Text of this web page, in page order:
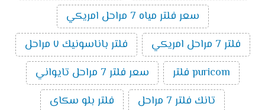
سعر فلتر مياه 7 مراحل امريكي
فلتر 7 مراحل امريكي
فلتر باناسونيك ٧ مراحل
puricom فلتر
سعر فلتر 7 مراحل تايواني
تانك فلتر 7 مراحل
فلتر بلو سكاى